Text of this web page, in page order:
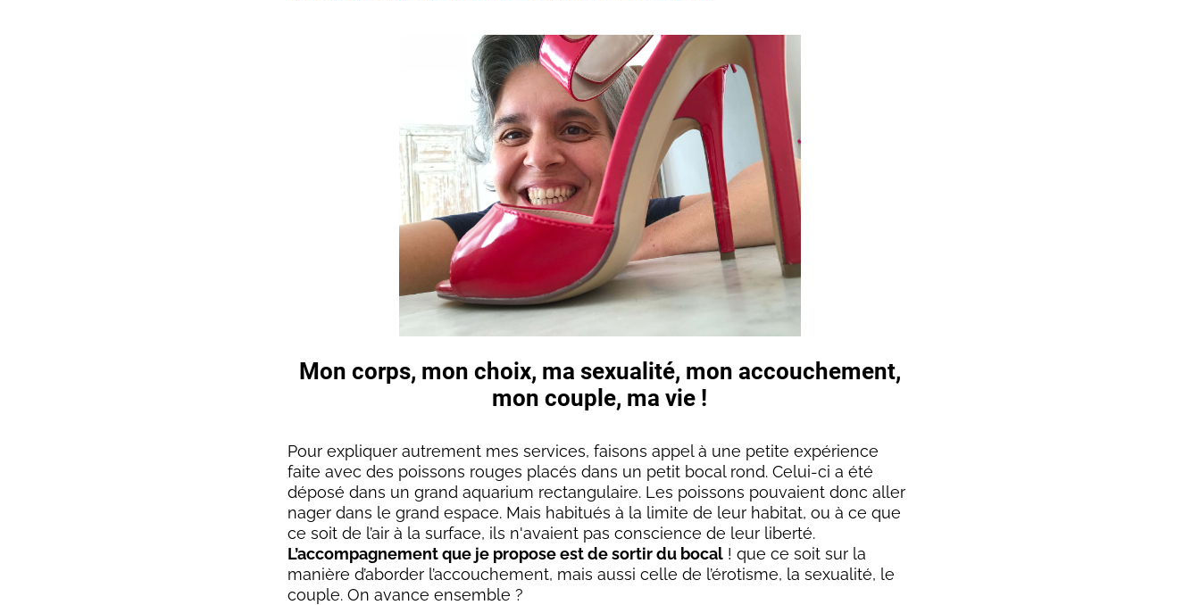
Mon corps, mon choix, ma sexualité, mon accouchement,
mon couple, ma vie !
Pour expliquer autrement mes services, faisons appel à une petite expérience
faite avec des poissons rouges placés dans un petit bocal rond. Celui-ci a été
déposé dans un grand aquarium rectangulaire. Les poissons pouvaient donc aller
nager dans le grand espace. Mais habitués à la limite de leur habitat, ou à ce que
ce soit de l’air à la surface, ils n'avaient pas conscience de leur liberté.
L’accompagnement que je propose est de sortir du bocal ! que ce soit sur la
manière d’aborder l’accouchement, mais aussi celle de l’érotisme, la sexualité, le
couple. On avance ensemble ?